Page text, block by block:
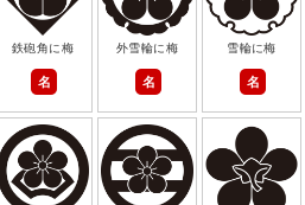
鉄砲角に梅
名
外雪輪に梅
名
雪輪に梅
名